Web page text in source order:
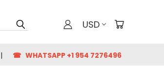
USD
☎ WHATSAPP +1 954 7276496